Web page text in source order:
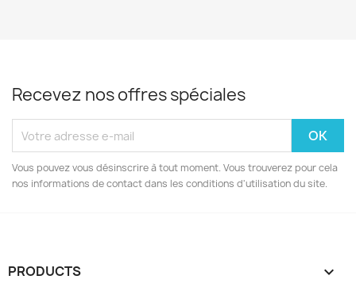
Recevez nos offres spéciales
Vous pouvez vous désinscrire à tout moment. Vous trouverez pour cela
nos informations de contact dans les conditions d'utilisation du site.
PRODUCTS 